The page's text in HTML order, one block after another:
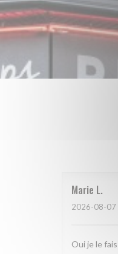
Marie L
2026-08-07
Oui je le fais